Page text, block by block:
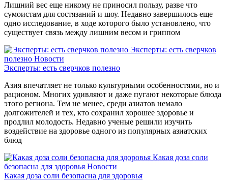
Лишний вес еще никому не приносил пользу, разве что
сумоистам для состязаний и шоу. Недавно завершилось еще
одно исследование, в ходе которого было установлено, что
существует связь между лишним весом и гриппом
Эксперты: есть сверчков
полезно Новости
Эксперты: есть сверчков полезно
Азия впечатляет не только культурными особенностями, но и
рационом. Многих удивляют и даже пугают некоторые блюда
этого региона. Тем не менее, среди азиатов немало
долгожителей и тех, кто сохранил хорошее здоровье и
продлил молодость. Недавно ученые решили изучить
воздействие на здоровье одного из популярных азиатских
блюд
Какая доза соли
безопасна для здоровья Новости
Какая доза соли безопасна для здоровья